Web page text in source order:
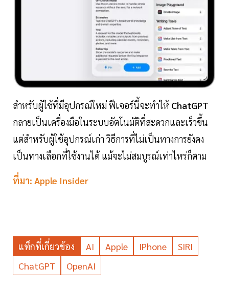
สำหรับผู้ใช้ที่มีอุปกรณ์ใหม่ ฟีเจอร์นี้จะทำให้ ChatGPT
กลายเป็นเครื่องมือในระบบอัตโนมัติที่สะดวกและเร็วขึ้น
แต่สำหรับผู้ใช้อุปกรณ์เก่า วิธีการที่ไม่เป็นทางการยังคง
เป็นทางเลือกที่ใช้งานได้ แม้จะไม่สมบูรณ์เท่าไหร่ก็ตาม
ที่มา: Apple Insider
แท็กที่เกี่ยวข้อง AI Apple IPhone
SIRI
ChatGPT
OpenAI